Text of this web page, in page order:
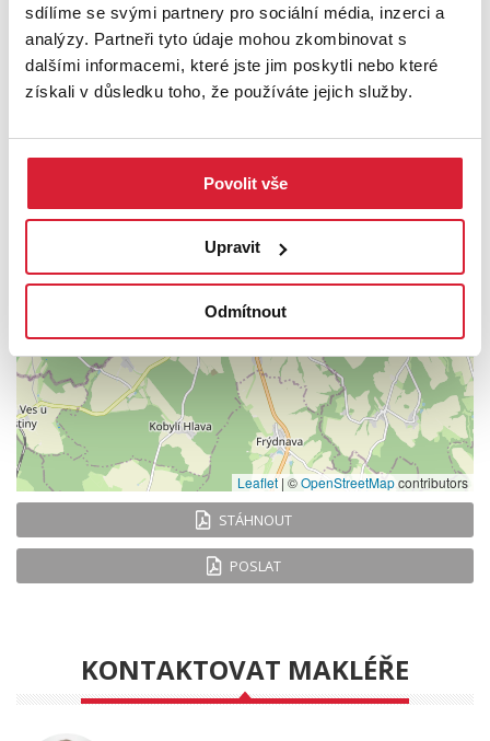
sdílíme se svými partnery pro sociální média, inzerci a
analýzy. Partneři tyto údaje mohou zkombinovat s
dalšími informacemi, které jste jim poskytli nebo které
získali v důsledku toho, že používáte jejich služby.
Povolit vše
Upravit
Odmítnout
PODROBNOSTI
UMÍSTĚNÍ OBJEKTU
−
Leaflet | ©OpenStreetMapcontributors
STÁHNOUT
POSLAT
KONTAKTOVAT MAKLÉŘE